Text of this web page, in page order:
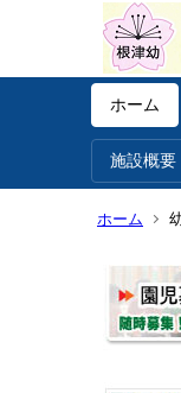
ホーム
施設概要
ホーム